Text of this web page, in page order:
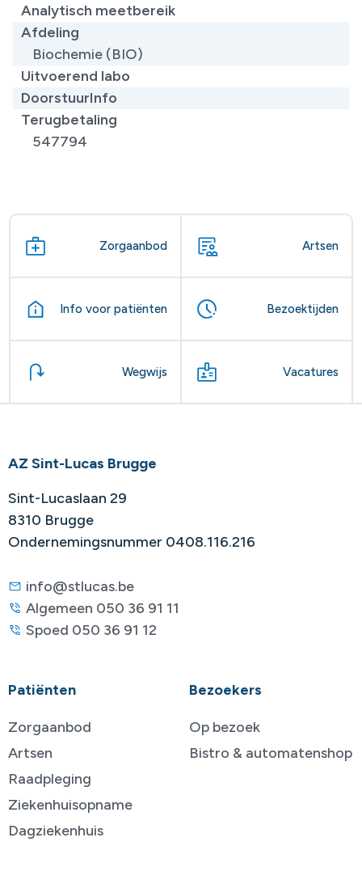
Analytisch meetbereik
Afdeling
Biochemie (BIO)
Uitvoerend labo
DoorstuurInfo
Terugbetaling
547794
Zorgaanbod Artsen
Info voor patiënten Bezoektijden
Wegwijs Vacatures
AZ Sint-Lucas Brugge
Sint-Lucaslaan 29
8310 Brugge
Ondernemingsnummer 0408.116.216
info@stlucas.be
Algemeen 050 36 91 11
Spoed 050 36 91 12
Patiënten
Zorgaanbod
Artsen
Raadpleging
Ziekenhuisopname
Dagziekenhuis
Bezoekers
Op bezoek
Bistro & automatenshop